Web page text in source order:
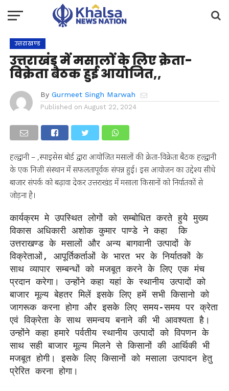
उत्तराखण्ड
उत्तराखंड में मसालों के लिए क्रेता-
विक्रेता बैठक हुई आयोजित,,
By Gurmeet Singh Marwah
Published on August 22, 2024
हल्द्वानी – ,स्पाइसेस बोर्ड द्वारा आयोजित मसालों की क्रेता-विक्रेता बैठक हल्द्वानी
के एक निजी संस्थान में सफलतापूर्वक संपन्न हुई। इस आयोजन का उद्देश्य सीधे
बाजार संपर्क को बढ़ावा देकर उत्तराखंड में मसाला किसानों को निर्यातकों से
जोड़ना है।
कार्यक्रम मे उपस्थित लोगों को सम्बोधित करते हुये मुख्य
विकास अधिकारी अशोक कुमार पाण्डे ने कहा  कि
उत्तराखण्ड के मसालों और अन्य बागवानी उत्पादों के
विक्रेताओं, आपूर्तिकर्ताओं के भारत भर के निर्यातकों के
साथ व्यापार सम्बन्धों को मजबूत करने के लिए एक मंच
प्रदान करेगा। उन्होंने कहा यहां के स्थानीय उत्पादों को
बाजार मूल्य बेहतर मिलें इसके लिए हमें सभी किसानो को
जागरूक करना होगा और इसके लिए समय-समय पर क्रेता
एवं विक्रेता के साथ समन्वय बनाने की भी आवश्यता है।
उन्होंने कहा हमारे पर्वतीय स्थानीय उत्पादों को विपणन के
साथ सही बाजार मूल्य मिलने से किसानों की आर्थिकी भी
मजबूत होगी। इसके लिए किसानों को मसाला उत्पादन हेतु
प्रेरित करना होगा।